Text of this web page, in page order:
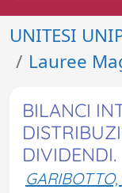
UNITESI
Lauree
BILANCI
DIVIDENDI.